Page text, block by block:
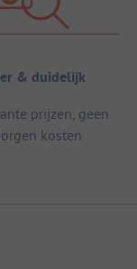
& duidelijk
prijzen, geen
kosten